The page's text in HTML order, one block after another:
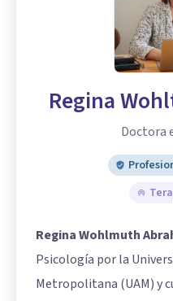
Regina
Doctora
Regina Wohlmuth
Psicología por la
Metropolitana (UAM) y